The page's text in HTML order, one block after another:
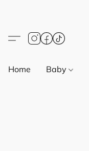
Home Baby